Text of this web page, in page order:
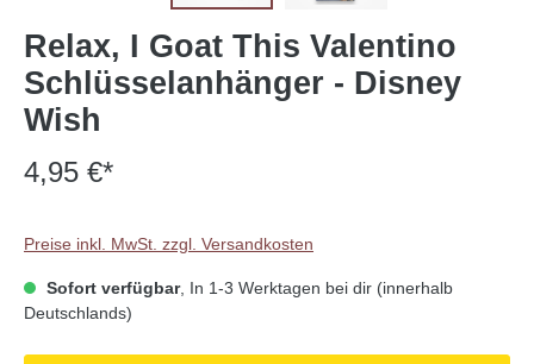
Relax, I Goat This Valentino
Schlüsselanhänger - Disney
Wish
4,95 €*
Preise inkl. MwSt. zzgl. Versandkosten
Sofort verfügbar, In 1-3 Werktagen bei dir (innerhalb
Deutschlands)